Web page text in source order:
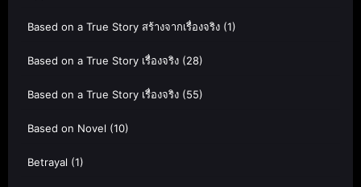
Based on a True Story สร้างจากเรื่องจริง (1)
Based on a True Story เรื่องจริง (28)
Based on a True Story เรื่องจริง (55)
Based on Novel (10)
Betrayal (1)